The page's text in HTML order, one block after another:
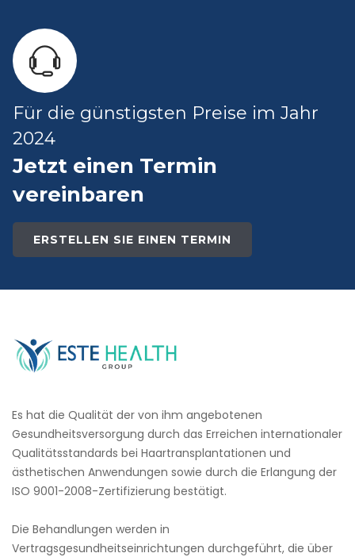
Für die günstigsten Preise im Jahr
2024
Jetzt einen Termin
vereinbaren
ERSTELLEN SIE EINEN TERMIN
Es hat die Qualität der von ihm angebotenen
Gesundheitsversorgung durch das Erreichen internationaler
Qualitätsstandards bei Haartransplantationen und
ästhetischen Anwendungen sowie durch die Erlangung der
ISO 9001-2008-Zertifizierung bestätigt.
Die Behandlungen werden in
Vertragsgesundheitseinrichtungen durchgeführt, die über